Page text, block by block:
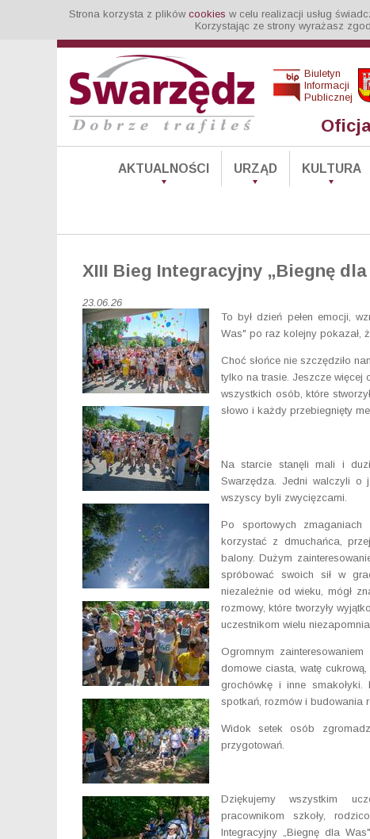
Strona korzysta z plików cookies w celu realizacji usług
Korzystając ze strony wyrażasz
Biuletyn
Informacji
Publicznej
AKTUALNOŚCI URZĄD KULTURA
XIII Bieg Integracyjny „Biegnę dla
23.06.26
To był dzień pełen emocji,
Was" po raz kolejny pokazał,
Choć słońce nie szczędziło
tylko na trasie. Jeszcze więcej
wszystkich osób, które
słowo i każdy przebiegnięty
Na starcie stanęli mali i
Swarzędza. Jedni walczyli o
wszyscy byli zwycięzcami.
Po sportowych zmaganiach
korzystać z dmuchańca,
balony. Dużym
spróbować swoich sił w
niezależnie od wieku, mógł
rozmowy, które tworzyły
uczestnikom wielu
Ogromnym
domowe ciasta, watę
grochówkę i inne
spotkań, rozmów i budowania
Widok setek osób
przygotowań.
Dziękujemy wszystkim
pracownikom szkoły,
Integracyjny „Biegnę dla